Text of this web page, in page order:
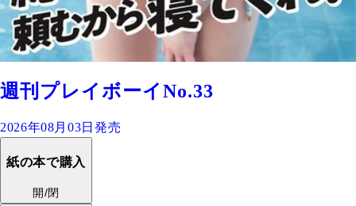
週刊プレイボーイNo.33
2026年08月03日発売
紙の本で購入
開/閉